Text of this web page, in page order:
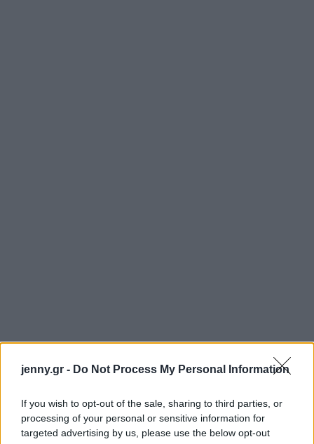
jenny.gr - Do Not Process My Personal Information
If you wish to opt-out of the sale, sharing to third parties, or
processing of your personal or sensitive information for
targeted advertising by us, please use the below opt-out
πιλότοι όπως και οι στρατιωτικοί, είναι υπεύθυνοι
για τις ζωές πολλών ανθρώπων κάθε φορά. Γι΄αυτό